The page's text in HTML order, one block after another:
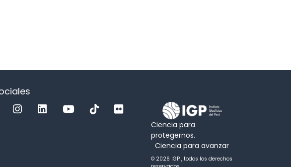
Ciencia para
protegernos.
Ciencia para avanzar
© 2026 IGP , todos los derechos